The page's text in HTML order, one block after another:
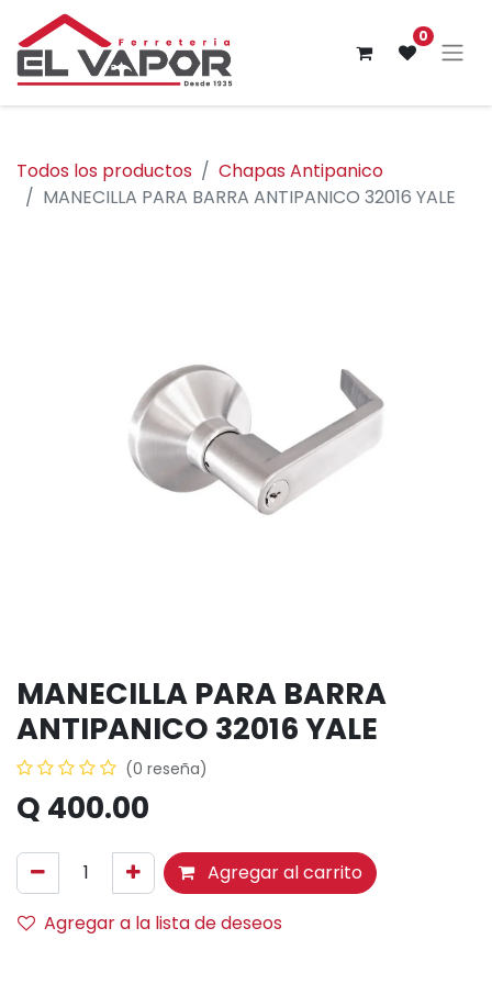
0
Todos los productos
Chapas Antipanico
MANECILLA PARA BARRA ANTIPANICO 32016 YALE
MANECILLA PARA BARRA
ANTIPANICO 32016 YALE
(0 reseña)
Q 400.00
Agregar al carrito
Agregar a la lista de deseos